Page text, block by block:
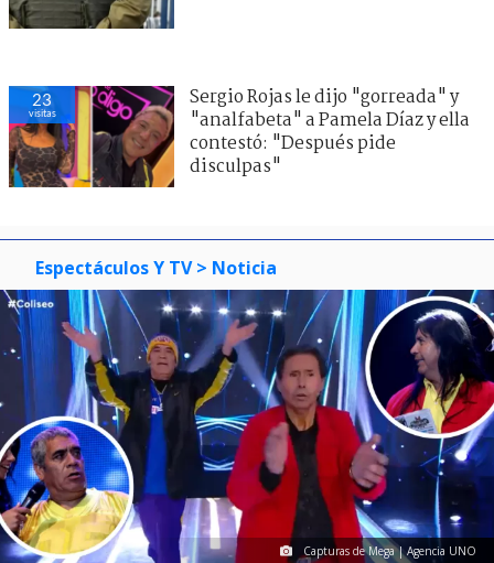
23
visitas
Sergio Rojas le dijo "gorreada" y
"analfabeta" a Pamela Díaz y ella
contestó: "Después pide
disculpas"
Espectáculos Y TV > Noticia
Capturas de Mega | Agencia UNO